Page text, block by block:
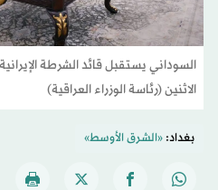
السوداني يستقبل قائد الشرطة
الاثنين (رئاسة الوزراء العراقية)
بغداد:«الشرق الأوسط»